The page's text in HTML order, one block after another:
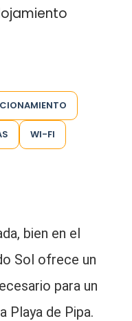
WI-FI
bien en el
Sol ofrece un
para un
Playa de Pipa.